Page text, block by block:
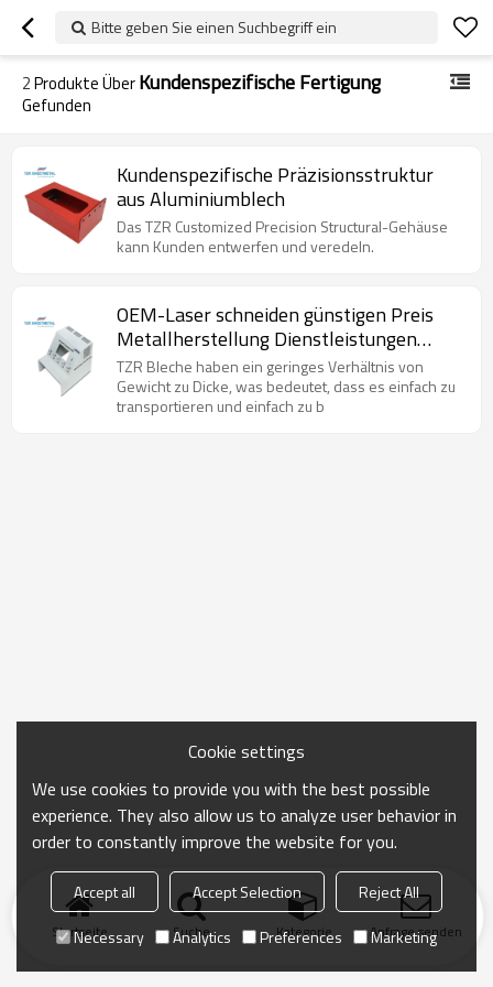
Bitte geben Sie einen Suchbegriff ein
2Produkte ÜberKundenspezifische Fertigung
Gefunden
Kundenspezifische Präzisionsstruktur
aus Aluminiumblech
Das TZR Customized Precision Structural-Gehäuse
kann Kunden entwerfen und veredeln.
OEM-Laser schneiden günstigen Preis
Metallherstellung Dienstleistungen
benutzerdefinierte Blechfertigung
TZR Bleche haben ein geringes Verhältnis von
Gewicht zu Dicke, was bedeutet, dass es einfach zu
transportieren und einfach zu b
Startseite Suche Kategorie Anfrage senden
Cookie settings
We use cookies to provide you with the best possible
experience. They also allow us to analyze user behavior in
order to constantly improve the website for you.
Accept all Accept Selection
Reject All
Necessary
Analytics Preferences Marketing